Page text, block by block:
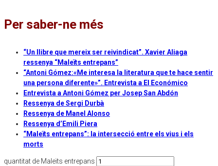
Per saber-ne més
“Un llibre que mereix ser reivindicat”. Xavier Aliaga
ressenya “Maleïts entrepans”
“Antoni Gómez:«Me interesa la literatura que te hace sentir
una persona diferente»”. Entrevista a El Económico
Entrevista a Antoni Gómez per Josep San Abdón
Ressenya de Sergi Durbà
Ressenya de Manel Alonso
Ressenya d’Emili Piera
“Maleïts entrepans”: la intersecció entre els vius i els
morts
quantitat de Maleïts entrepans